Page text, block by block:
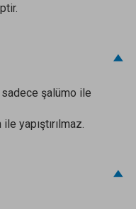
sadece şalümo ile
yapıştırılmaz.